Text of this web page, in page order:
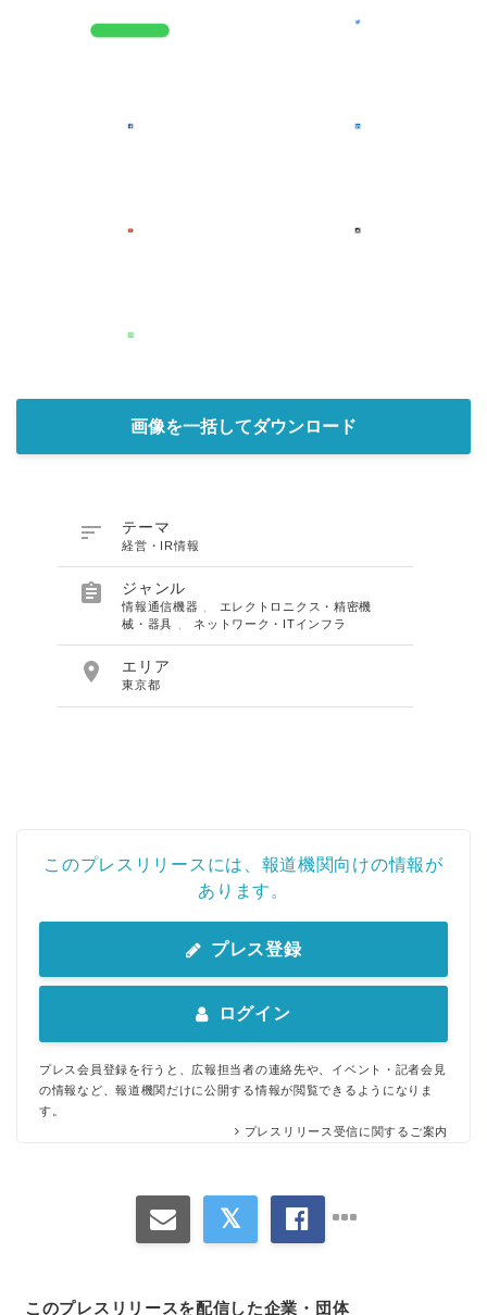
画像を一括してダウンロード
 テーマ
経営・IR情報
 ジャンル
情報通信機器
エレクトロニクス・精密機
械・器具
ネットワーク・ITインフラ
 エリア
東京都
このプレスリリースには、報道機関向けの情報が
あります。
プレス登録
ログイン
プレス会員登録を行うと、広報担当者の連絡先や、イベント・記者会見
の情報など、報道機関だけに公開する情報が閲覧できるようになりま
す。
プレスリリース受信に関するご案内
このプレスリリースを配信した企業・団体